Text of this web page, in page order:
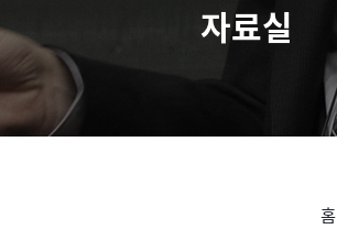
자료실
홈